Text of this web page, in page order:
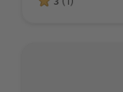
3 von 5